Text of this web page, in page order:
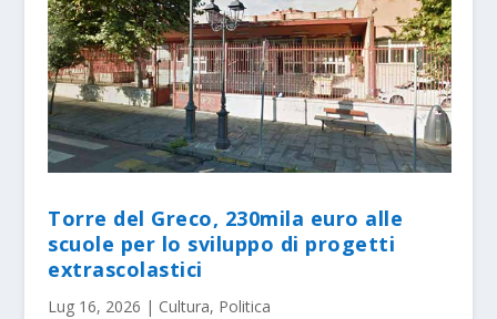
Torre del Greco, 230mila euro alle
scuole per lo sviluppo di progetti
extrascolastici
Lug 16, 2026 | Cultura, Politica